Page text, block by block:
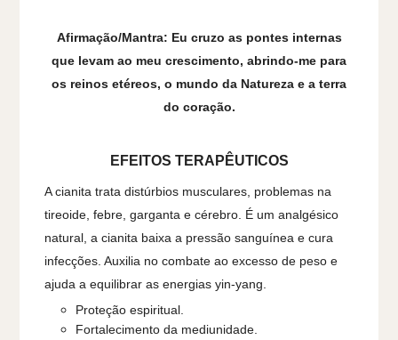
Afirmação/Mantra: Eu cruzo as pontes internas
que levam ao meu crescimento, abrindo-me para
os reinos etéreos, o mundo da Natureza e a terra
do coração.
EFEITOS TERAPÊUTICOS
A cianita trata distúrbios musculares, problemas na
tireoide, febre, garganta e cérebro. É um analgésico
natural, a cianita baixa a pressão sanguínea e cura
infecções. Auxilia no combate ao excesso de peso e
ajuda a equilibrar as energias yin-yang.
Proteção espiritual.
Fortalecimento da mediunidade.